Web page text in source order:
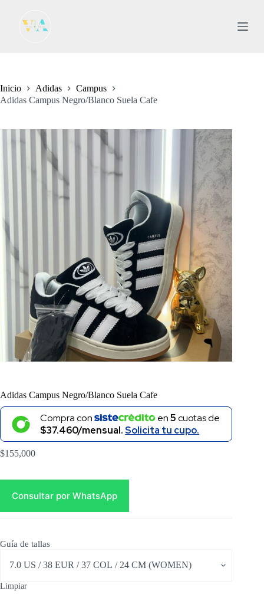
l
c
o
t
Inicio Adidas
Campus
Adidas Campus Negro/Blanco Suela Cafe
Adidas Campus Negro/Blanco Suela Cafe
Compra con en5cuotas de
$37.460/mensual.Solicita tu cupo.
$155,000
Consultar por WhatsApp
Guía de tallas
Limpiar